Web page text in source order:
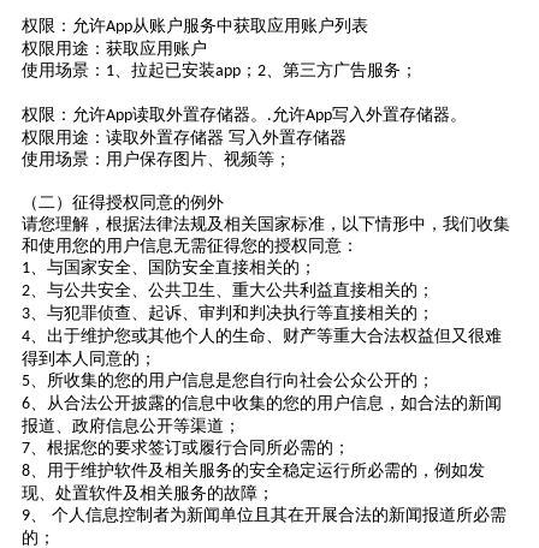
权限：允许App从账户服务中获取应用账户列表
权限用途：获取应用账户
使用场景： 1 、拉起已安装app； 2、 第三方广告服务；
权限：允许App读取外置存储器。 .允许App写入外置存储器。
权限用途：读取外置存储器 写入外置存储器
使用场景： 用户保存图片、 视频等；
（二）征得授权同意的例外
请您理解，根据法律法规及相关国家标准，以下情形中，我们收集
和使用您的用户信息无需征得您的授权同意：
1 、与国家安全、国防安全直接相关的；
2、与公共安全、公共卫生、重大公共利益直接相关的；
3、与犯罪侦查、起诉、审判和判决执行等直接相关的；
4、出于维护您或其他个人的生命、财产等重大合法权益但又很难
得到本人同意的；
5、所收集的您的用户信息是您自行向社会公众公开的；
6、从合法公开披露的信息中收集的您的用户信息，如合法的新闻
报道、政府信息公开等渠道；
7、根据您的要求签订或履行合同所必需的；
8、用于维护软件及相关服务的安全稳定运行所必需的，例如发
现、处置软件及相关服务的故障；
9、 个人信息控制者为新闻单位且其在开展合法的新闻报道所必需
的；